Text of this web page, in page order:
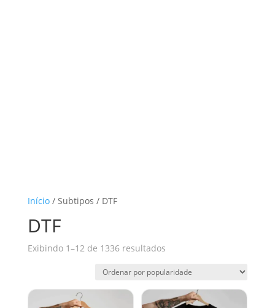
Início/ Subtipos / DTF
DTF
Exibindo 1–12 de 1336 resultadosClassificado
popularidade